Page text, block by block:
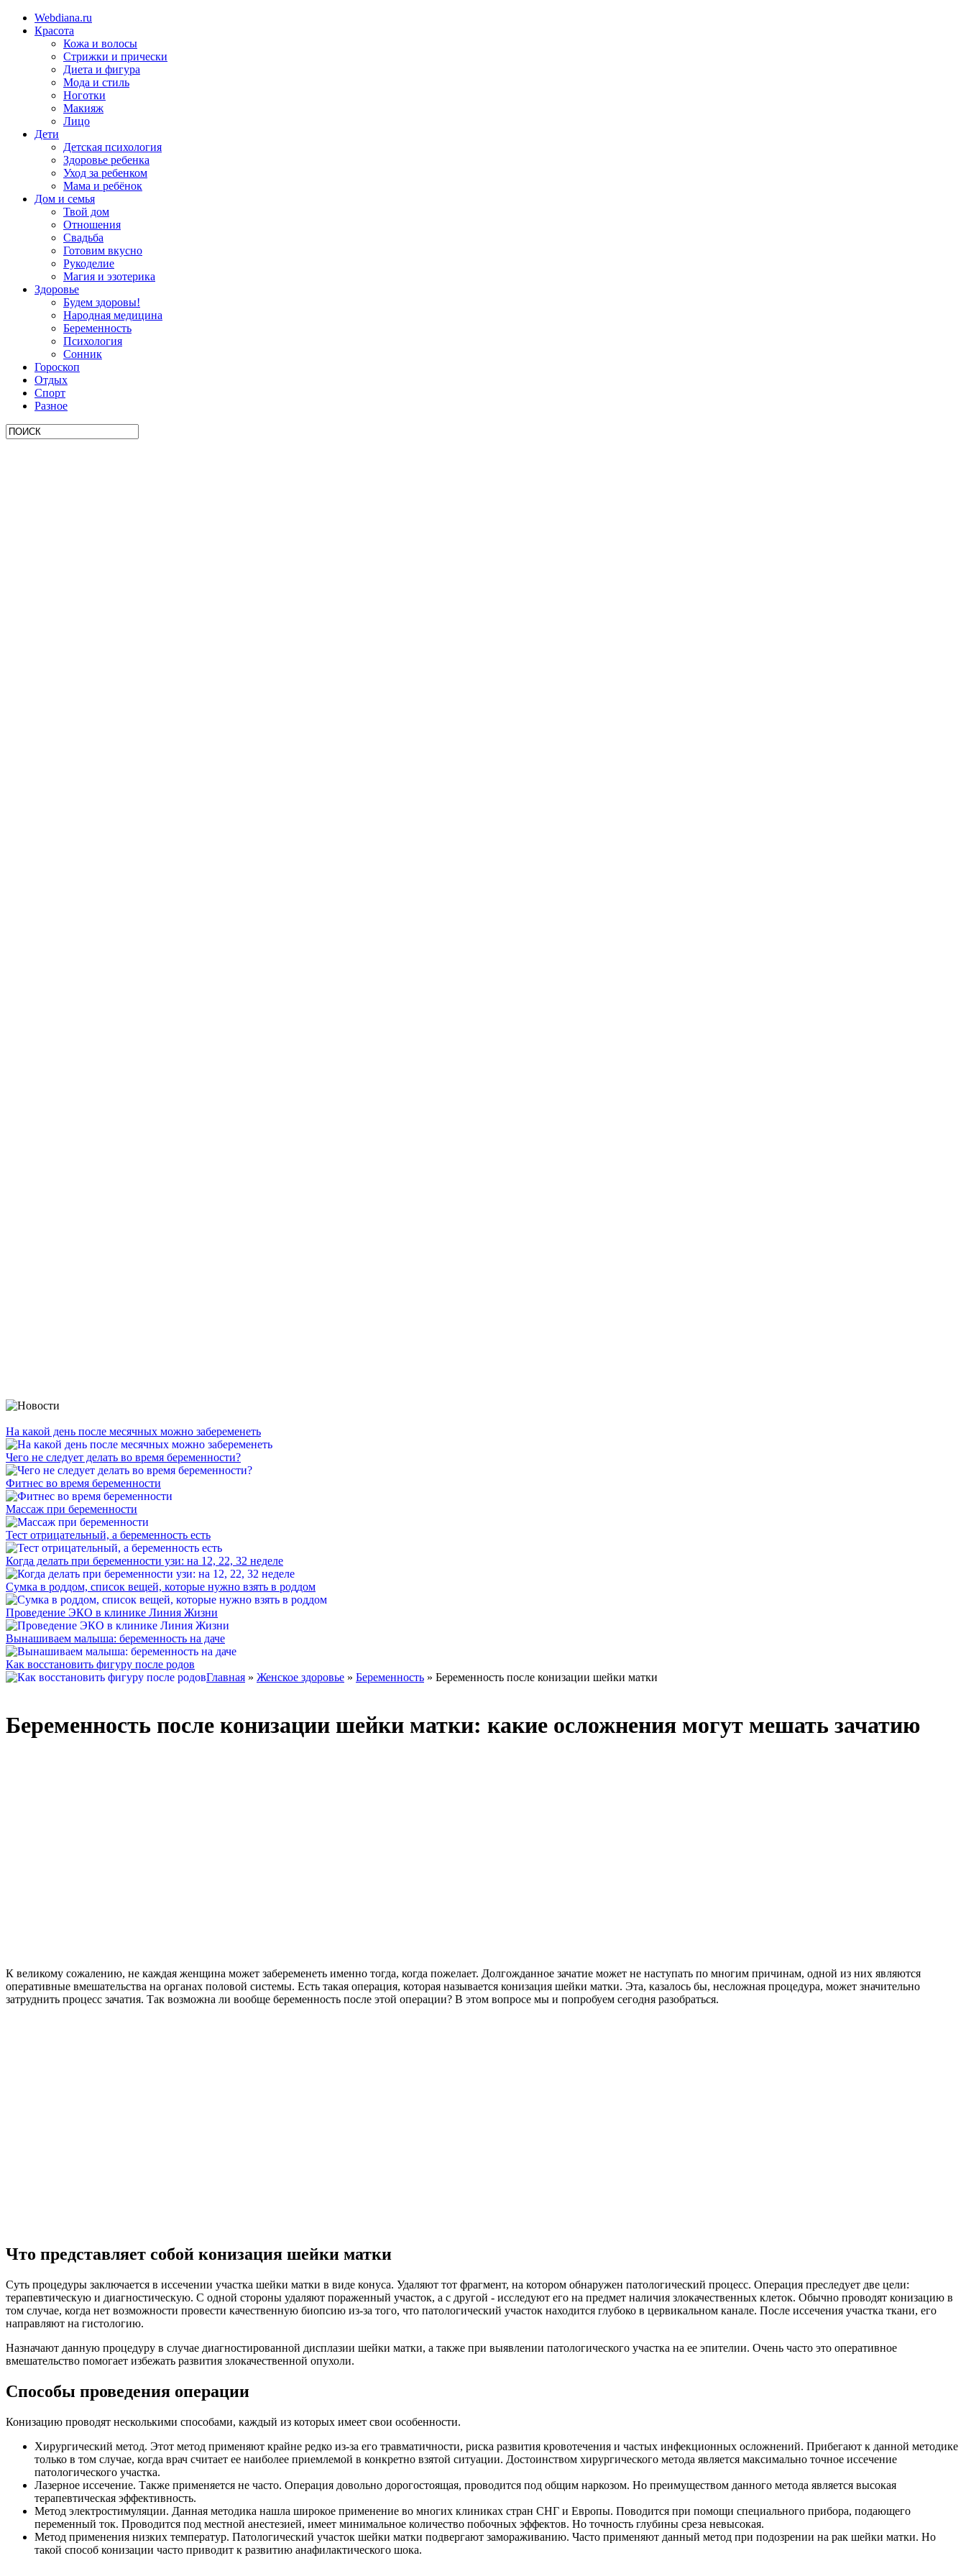
Webdiana.ru
Красота
Кожа и волосы
Стрижки и прически
Диета и фигура
Мода и стиль
Ноготки
Макияж
Лицо
Дети
Детская психология
Здоровье ребенка
Уход за ребенком
Мама и ребёнок
Дом и семья
Твой дом
Отношения
Свадьба
Готовим вкусно
Рукоделие
Магия и эзотерика
Здоровье
Будем здоровы!
Народная медицина
Беременность
Психология
Сонник
Гороскоп
Отдых
Спорт
Разное
На какой день после месячных можно забеременеть
Чего не следует делать во время беременности?
Фитнес во время беременности
Массаж при беременности
Тест отрицательный, а беременность есть
Когда делать при беременности узи: на 12, 22, 32 неделе
Сумка в роддом, список вещей, которые нужно взять в роддом
Проведение ЭКО в клинике Линия Жизни
Вынашиваем малыша: беременность на даче
Как восстановить фигуру после родов
Главная » Женское здоровье » Беременность » Беременность после конизации шейки матки
Беременность после конизации шейки матки: какие осложнения могут мешать зачатию
К великому сожалению, не каждая женщина может забеременеть именно тогда, когда пожелает. Долгожданное зачатие может не наступать по многим причинам, одной из них являются
оперативные вмешательства на органах половой системы. Есть такая операция, которая называется конизация шейки матки. Эта, казалось бы, несложная процедура, может значительно
затруднить процесс зачатия. Так возможна ли вообще беременность после этой операции? В этом вопросе мы и попробуем сегодня разобраться.
Что представляет собой конизация шейки матки
Суть процедуры заключается в иссечении участка шейки матки в виде конуса. Удаляют тот фрагмент, на котором обнаружен патологический процесс. Операция преследует две цели:
терапевтическую и диагностическую. С одной стороны удаляют пораженный участок, а с другой - исследуют его на предмет наличия злокачественных клеток. Обычно проводят конизацию в
том случае, когда нет возможности провести качественную биопсию из-за того, что патологический участок находится глубоко в цервикальном канале. После иссечения участка ткани, его
направляют на гистологию.
Назначают данную процедуру в случае диагностированной дисплазии шейки матки, а также при выявлении патологического участка на ее эпителии. Очень часто это оперативное
вмешательство помогает избежать развития злокачественной опухоли.
Способы проведения операции
Конизацию проводят несколькими способами, каждый из которых имеет свои особенности.
Хирургический метод. Этот метод применяют крайне редко из-за его травматичности, риска развития кровотечения и частых инфекционных осложнений. Прибегают к данной методике
только в том случае, когда врач считает ее наиболее приемлемой в конкретно взятой ситуации. Достоинством хирургического метода является максимально точное иссечение
патологического участка.
Лазерное иссечение. Также применяется не часто. Операция довольно дорогостоящая, проводится под общим наркозом. Но преимуществом данного метода является высокая
терапевтическая эффективность.
Метод электростимуляции. Данная методика нашла широкое применение во многих клиниках стран СНГ и Европы. Поводится при помощи специального прибора, подающего
переменный ток. Проводится под местной анестезией, имеет минимальное количество побочных эффектов. Но точность глубины среза невысокая.
Метод применения низких температур. Патологический участок шейки матки подвергают замораживанию. Часто применяют данный метод при подозрении на рак шейки матки. Но
такой способ конизации часто приводит к развитию анафилактического шока.